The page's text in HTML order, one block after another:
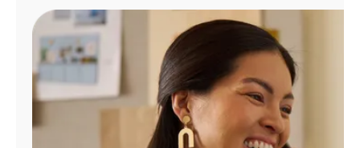
Administrar
cuenta
Encuentra
tienda